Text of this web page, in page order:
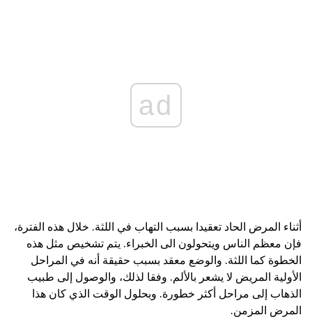
ad
أثناء المرض الحاد تعقيدا بسبب التهاب في اللثة. خلال هذه الفترة،
فإن معظم الناس ويتحولون الى الخبراء. يتم تشخيص مثل هذه
الخطوة كما اللثة. والوضع معقد بسبب حقيقة أنه في المراحل
الأولية المريض لا يشعر بالألم. وفقا لذلك، والوصول إلى طبيب
الذهاب إلى مراحل أكثر خطورة. وبحلول الوقت الذي كان هذا
المرض المزمن.